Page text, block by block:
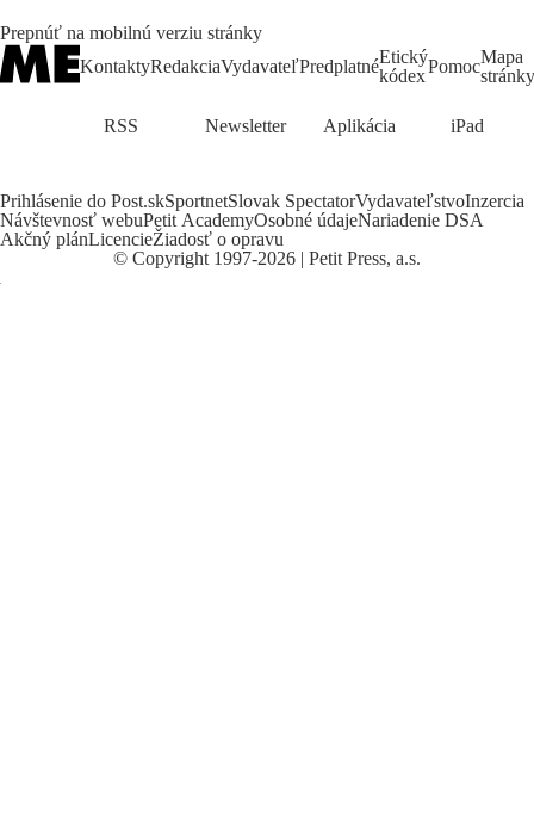
Prepnúť na mobilnú verziu stránky
KontaktyRedakciaVydavateľPredplatnéEtický
kódexPomocMapa
stránky
RSS Newsletter Aplikácia iPad
Prihlásenie do Post.skSportnetSlovak SpectatorVydavateľstvoInzercia
Návštevnosť webuPetit AcademyOsobné údajeNariadenie DSA
Akčný plánLicencieŽiadosť o opravu
© Copyright 1997-2026 | Petit Press, a.s.